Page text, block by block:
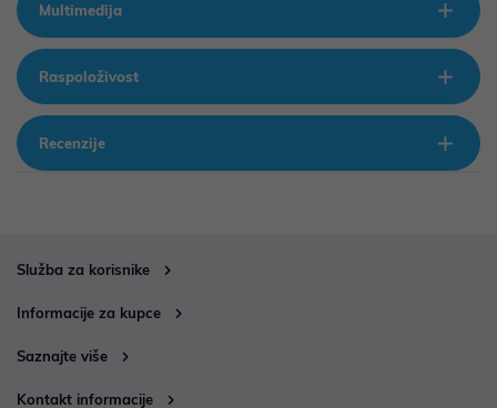
Multimedija
Raspoloživost
Recenzije
Služba za korisnike
Informacije za kupce
Saznajte više
Kontakt informacije